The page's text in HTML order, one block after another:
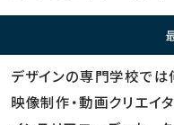
デザインの専門学校で
映像制作・動画クリエイ